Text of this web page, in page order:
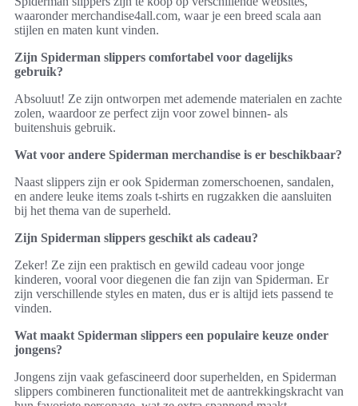
waaronder merchandise4all.com, waar je een breed scala aan
stijlen en maten kunt vinden.
Zijn Spiderman slippers comfortabel voor dagelijks
gebruik?
Absoluut! Ze zijn ontworpen met ademende materialen en zachte
zolen, waardoor ze perfect zijn voor zowel binnen- als
buitenshuis gebruik.
Wat voor andere Spiderman merchandise is er beschikbaar?
Naast slippers zijn er ook Spiderman zomerschoenen, sandalen,
en andere leuke items zoals t-shirts en rugzakken die aansluiten
bij het thema van de superheld.
Zijn Spiderman slippers geschikt als cadeau?
Zeker! Ze zijn een praktisch en gewild cadeau voor jonge
kinderen, vooral voor diegenen die fan zijn van Spiderman. Er
zijn verschillende styles en maten, dus er is altijd iets passend te
vinden.
Wat maakt Spiderman slippers een populaire keuze onder
jongens?
Jongens zijn vaak gefascineerd door superhelden, en Spiderman
slippers combineren functionaliteit met de aantrekkingskracht van